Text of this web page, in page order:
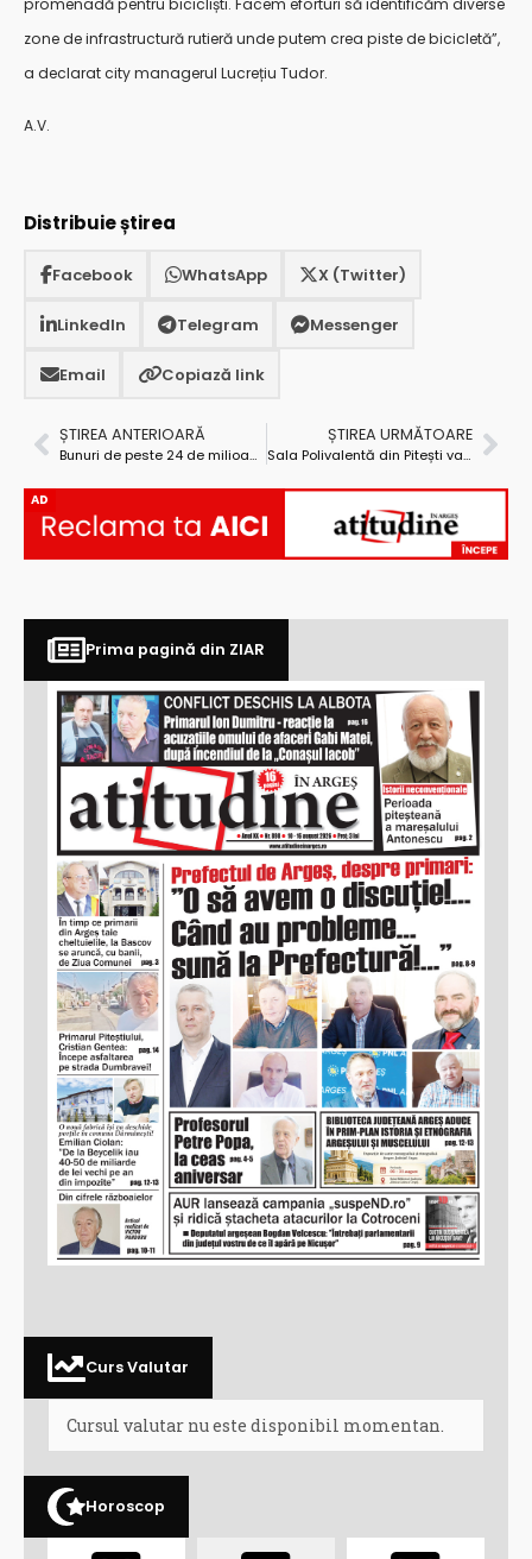
promenadă pentru bicicliști. Facem eforturi să identificăm diverse
zone de infrastructură rutieră unde putem crea piste de bicicletă”,
a declarat city managerul Lucrețiu Tudor.
A.V.
Distribuie știrea
Facebook WhatsApp X (Twitter)
LinkedIn Telegram Messenger
Email Copiază link
ȘTIREA ANTERIOARĂ
Bunuri de peste 24 de milioane de lei – indisponibilizate de polițiștii argeșeni
ȘTIREA URMĂTOARE
Sala Polivalentă din Pitești va fi gata în aprilie
AD
Prima pagină din ZIAR
Curs Valutar
Cursul valutar nu este disponibil momentan.
Horoscop